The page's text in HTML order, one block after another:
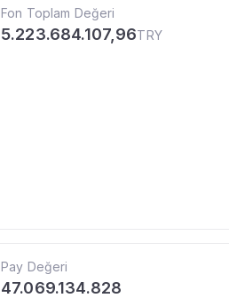
Fon Toplam Değeri
5.223.684.107,96TRY
Pay Değeri
47.069.134.828